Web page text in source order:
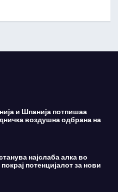
и Шпанија потпишаа
воздушна одбрана на
најслаба алка во
потенцијалот за нови